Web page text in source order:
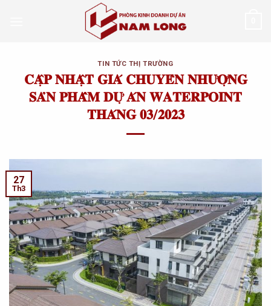
TIN TỨC THỊ TRƯỜNG
𝐂𝐀̣̂𝐏 𝐍𝐇𝐀̣̂𝐓 𝐆𝐈𝐀́ 𝐂𝐇𝐔𝐘𝐄̂̉𝐍 𝐍𝐇𝐔̛𝐎̛̣𝐍𝐆
𝐒𝐀̉𝐍 𝐏𝐇𝐀̂̉𝐌 𝐃𝐔̛̣ 𝐀́𝐍 𝐖𝐀𝐓𝐄𝐑𝐏𝐎𝐈𝐍𝐓
𝐓𝐇𝐀́𝐍𝐆 𝟎𝟑/𝟐𝟎𝟐𝟑
27
Th3